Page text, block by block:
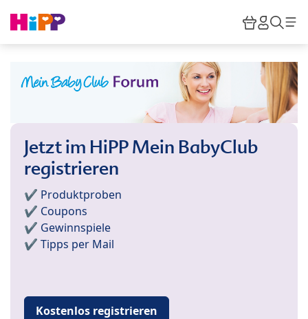
HiPP
Jetzt im HiPP Mein BabyClub
registrieren
✔️ Produktproben
✔️ Coupons
✔️ Gewinnspiele
✔️ Tipps per Mail
Kostenlos registrieren